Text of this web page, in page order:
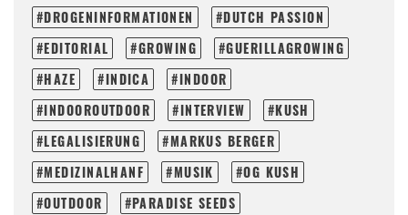
DROGENINFORMATIONEN
DUTCH PASSION
EDITORIAL
GROWING
GUERILLAGROWING
HAZE
INDICA
INDOOR
INDOOROUTDOOR
INTERVIEW
KUSH
LEGALISIERUNG
MARKUS BERGER
MEDIZINALHANF
MUSIK
OG KUSH
OUTDOOR
PARADISE SEEDS